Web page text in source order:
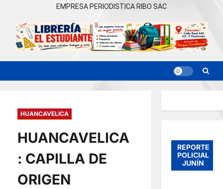
EMPRESA PERIODISTICA RIBO SAC
HUANCAVELICA
HUANCAVELICA
: CAPILLA DE
ORIGEN
REPORTE
POLICIAL
JUNÍN